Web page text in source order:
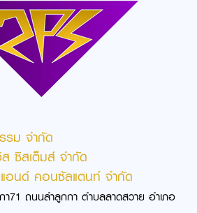
รม จำกัด
ซิสเต็มส์ จำกัด
อนด์ คอนซัลแตนท์ จำกัด
71 ถนนลำลูกกา ตำบลลาดสวาย อำเภอ